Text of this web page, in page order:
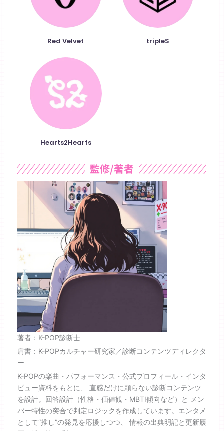
Red Velvet tripleS
Hearts2Hearts
監修/著者
著者：K-POP診断士
肩書：K-POPカルチャー研究家／診断コンテンツディレクタ
ー
K-POPの楽曲・パフォーマンス・公式プロフィール・インタ
ビュー資料をもとに、 直感だけに頼らない診断コンテンツ
を設計。回答設計（性格・価値観・MBTI傾向など）と メン
バー特性の突合で判定ロジックを作成しています。エンタメ
として“推し”の発見を応援しつつ、 情報の出典明記と更新履